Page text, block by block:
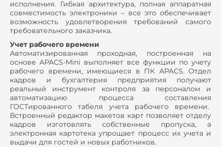
исполнения. Гибкая архитектура, полная аппаратная
совместимость электроники – все это обеспечивает
возможность удовлетворения требований самого
требовательного заказчика.
Учет рабочего времени
Автоматизированная проходная, построенная на
основе APACS-Mini выполняет все функции по учету
рабочего времени, имеющиеся в ПК APACS. Отдел
кадров и бухгалтерия предприятия получают
реальный инструмент контроля за персоналом и
автоматизацию процесса составления
ГОСТированного табеля учета рабочего времени.
Встроенный редактор макетов карт позволяет отделу
кадров изготовлять собственные пропуска, а
электронная картотека упрощает процесс их учета и
выдачи для гостей и новых работников.